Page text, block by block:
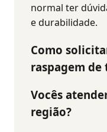
normal ter
e durabilidade.
Como
raspagem de
Vocês
região?